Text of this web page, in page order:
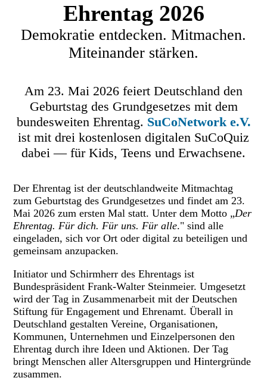
Ehrentag 2026
Demokratie entdecken. Mitmachen.
Miteinander stärken.
Am 23. Mai 2026 feiert Deutschland den
Geburtstag des Grundgesetzes mit dem
bundesweiten Ehrentag. SuCoNetwork e.V.
ist mit drei kostenlosen digitalen SuCoQuiz
dabei — für Kids, Teens und Erwachsene.
Der Ehrentag ist der deutschlandweite Mitmachtag
zum Geburtstag des Grundgesetzes und findet am 23.
Mai 2026 zum ersten Mal statt. Unter dem Motto „Der
Ehrentag. Für dich. Für uns. Für alle." sind alle
eingeladen, sich vor Ort oder digital zu beteiligen und
gemeinsam anzupacken.
Initiator und Schirmherr des Ehrentags ist
Bundespräsident Frank-Walter Steinmeier. Umgesetzt
wird der Tag in Zusammenarbeit mit der Deutschen
Stiftung für Engagement und Ehrenamt. Überall in
Deutschland gestalten Vereine, Organisationen,
Kommunen, Unternehmen und Einzelpersonen den
Ehrentag durch ihre Ideen und Aktionen. Der Tag
bringt Menschen aller Altersgruppen und Hintergründe
zusammen.